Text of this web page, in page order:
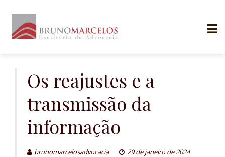
Os reajustes e a
transmissão da
informação
brunomarcelosadvocacia 29 de janeiro de 2024